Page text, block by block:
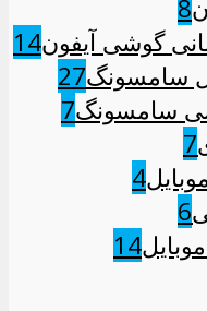
8
گوشی آیفون14
سامسونگ27
سامسونگ7
7
4
6
14